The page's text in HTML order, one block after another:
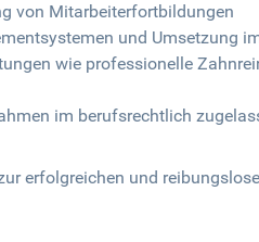
von Mitarbeiterfortbildungen
und Umsetzung
wie professionelle
im berufsrechtlich
erfolgreichen und